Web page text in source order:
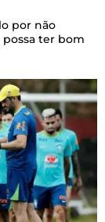
por não
ter bom